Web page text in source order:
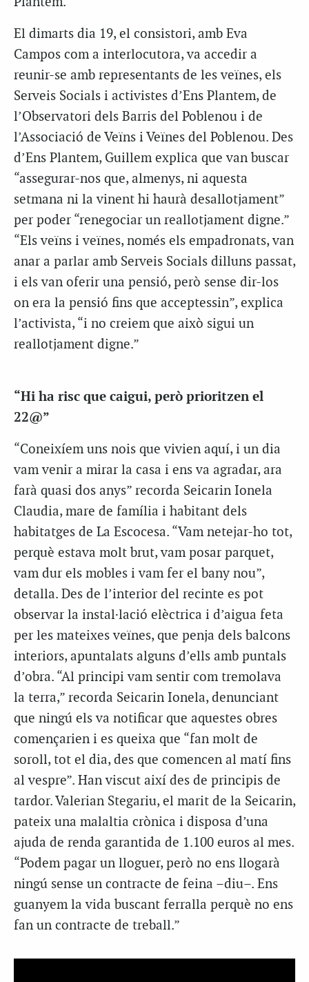
El dimarts dia 19, el consistori, amb Eva
Campos com a interlocutora, va accedir a
reunir-se amb representants de les veïnes, els
Serveis Socials i activistes d’Ens Plantem, de
l’Observatori dels Barris del Poblenou i de
l’Associació de Veïns i Veïnes del Poblenou. Des
d’Ens Plantem, Guillem explica que van buscar
“assegurar-nos que, almenys, ni aquesta
setmana ni la vinent hi haurà desallotjament”
per poder “renegociar un reallotjament digne.”
“Els veïns i veïnes, només els empadronats, van
anar a parlar amb Serveis Socials dilluns passat,
i els van oferir una pensió, però sense dir-los
on era la pensió fins que acceptessin”, explica
l’activista, “i no creiem que això sigui un
reallotjament digne.”
“Hi ha risc que caigui, però prioritzen el
22@”
“Coneixíem uns nois que vivien aquí, i un dia
vam venir a mirar la casa i ens va agradar, ara
farà quasi dos anys” recorda Seicarin Ionela
Claudia, mare de família i habitant dels
habitatges de La Escocesa. “Vam netejar-ho tot,
perquè estava molt brut, vam posar parquet,
vam dur els mobles i vam fer el bany nou”,
detalla. Des de l’interior del recinte es pot
observar la instal·lació elèctrica i d’aigua feta
per les mateixes veïnes, que penja dels balcons
interiors, apuntalats alguns d’ells amb puntals
d’obra. “Al principi vam sentir com tremolava
la terra,” recorda Seicarin Ionela, denunciant
que ningú els va notificar que aquestes obres
començarien i es queixa que “fan molt de
soroll, tot el dia, des que comencen al matí fins
al vespre”. Han viscut així des de principis de
tardor. Valerian Stegariu, el marit de la Seicarin,
pateix una malaltia crònica i disposa d’una
ajuda de renda garantida de 1.100 euros al mes.
“Podem pagar un lloguer, però no ens llogarà
ningú sense un contracte de feina –diu–. Ens
guanyem la vida buscant ferralla perquè no ens
fan un contracte de treball.”